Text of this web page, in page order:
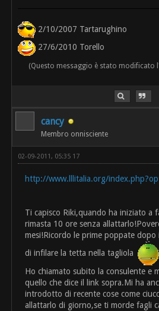
2/10/2007 Tartarughino
27/6/2010 Torello
(Questo messaggio è stato modificato
cancy
Membro onnisciente
02-09-2011, 05:35 17
http://www.lllitalia.org/
Ti capisco Riki,quando ha iniziato a
rimasta 10 ore senza
mesi!Ricordo le prime poppate dopo
di infilare la tetta nella tagliola
Ho chiamato subito la consulente e
quello che dice il link sopra.Mi ha
introdotto di recente cose come
allattarlo di giorno,se ti morde fagli